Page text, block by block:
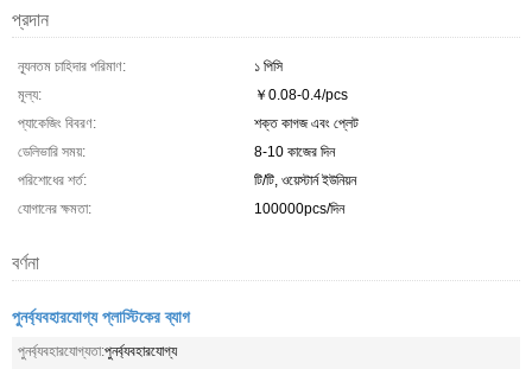
প্রদান
ন্যূনতম চাহিদার পরিমাণ:
১ পিসি
মূল্য:
￥0.08-0.4/pcs
প্যাকেজিং বিবরণ:
শক্ত কাগজ এবং প্লেট
ডেলিভারি সময়:
8-10 কাজের দিন
পরিশোধের শর্ত:
টি/টি, ওয়েস্টার্ন ইউনিয়ন
যোগানের ক্ষমতা:
100000pcs/দিন
বর্ণনা
পুনর্ব্যবহারযোগ্য প্লাস্টিকের ব্যাগ
পুনর্ব্যবহারযোগ্যতা:পুনর্ব্যবহারযোগ্য